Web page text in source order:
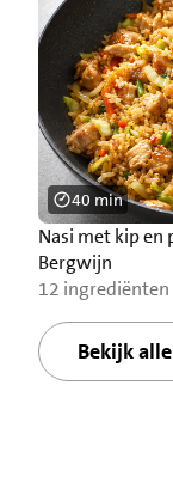
Nasi met kip en
Bergwijn
12 ingrediënten
40 min
Bekijk